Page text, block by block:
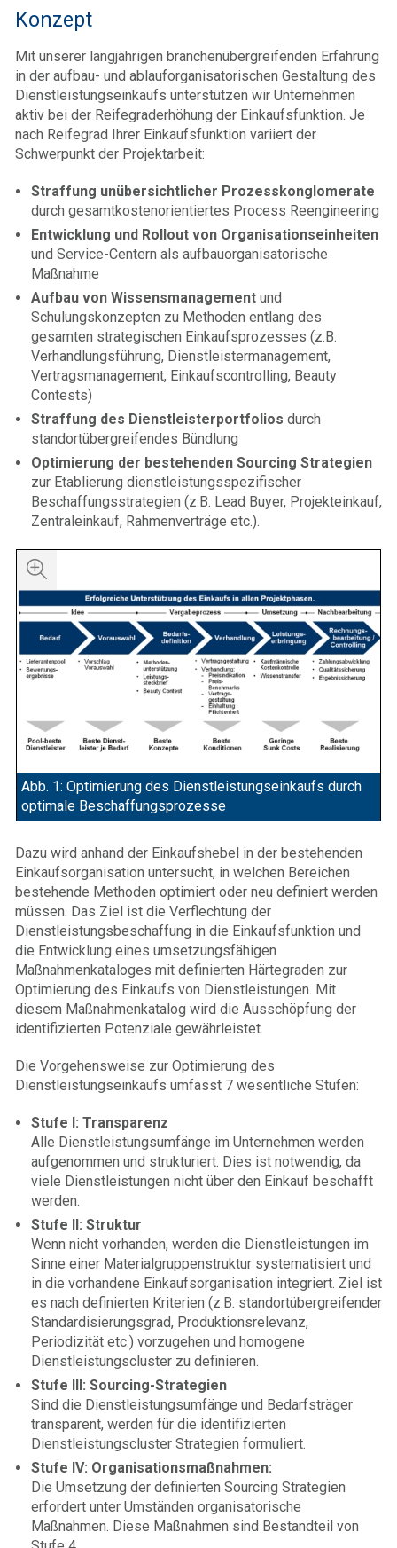
Konzept
Mit unserer langjährigen branchenübergreifenden Erfahrung
in der aufbau- und ablauforganisatorischen Gestaltung des
Dienstleistungseinkaufs unterstützen wir Unternehmen
aktiv bei der Reifegraderhöhung der Einkaufsfunktion. Je
nach Reifegrad Ihrer Einkaufsfunktion variiert der
Schwerpunkt der Projektarbeit:
Straffung unübersichtlicher Prozesskonglomerate
durch gesamtkostenorientiertes Process Reengineering
Entwicklung und Rollout von Organisationseinheiten
und Service-Centern als aufbauorganisatorische
Maßnahme
Aufbau von Wissensmanagement und
Schulungskonzepten zu Methoden entlang des
gesamten strategischen Einkaufsprozesses (z.B.
Verhandlungsführung, Dienstleistermanagement,
Vertragsmanagement, Einkaufscontrolling, Beauty
Contests)
Straffung des Dienstleisterportfolios durch
standortübergreifendes Bündlung
Optimierung der bestehenden Sourcing Strategien
zur Etablierung dienstleistungsspezifischer
Beschaffungsstrategien (z.B. Lead Buyer, Projekteinkauf,
Zentraleinkauf, Rahmenverträge etc.).
Abb. 1: Optimierung des Dienstleistungseinkaufs durch
optimale Beschaffungsprozesse
Dazu wird anhand der Einkaufshebel in der bestehenden
Einkaufsorganisation untersucht, in welchen Bereichen
bestehende Methoden optimiert oder neu definiert werden
müssen. Das Ziel ist die Verflechtung der
Dienstleistungsbeschaffung in die Einkaufsfunktion und
die Entwicklung eines umsetzungsfähigen
Maßnahmenkataloges mit definierten Härtegraden zur
Optimierung des Einkaufs von Dienstleistungen. Mit
diesem Maßnahmenkatalog wird die Ausschöpfung der
identifizierten Potenziale gewährleistet.
Die Vorgehensweise zur Optimierung des
Dienstleistungseinkaufs umfasst 7 wesentliche Stufen:
Stufe I: Transparenz
Alle Dienstleistungsumfänge im Unternehmen werden
aufgenommen und strukturiert. Dies ist notwendig, da
viele Dienstleistungen nicht über den Einkauf beschafft
werden.
Stufe II: Struktur
Wenn nicht vorhanden, werden die Dienstleistungen im
Sinne einer Materialgruppenstruktur systematisiert und
in die vorhandene Einkaufsorganisation integriert. Ziel ist
es nach definierten Kriterien (z.B. standortübergreifender
Standardisierungsgrad, Produktionsrelevanz,
Periodizität etc.) vorzugehen und homogene
Dienstleistungscluster zu definieren.
Stufe III: Sourcing-Strategien
Sind die Dienstleistungsumfänge und Bedarfsträger
transparent, werden für die identifizierten
Dienstleistungscluster Strategien formuliert.
Stufe IV: Organisationsmaßnahmen:
Die Umsetzung der definierten Sourcing Strategien
erfordert unter Umständen organisatorische
Maßnahmen. Diese Maßnahmen sind Bestandteil von